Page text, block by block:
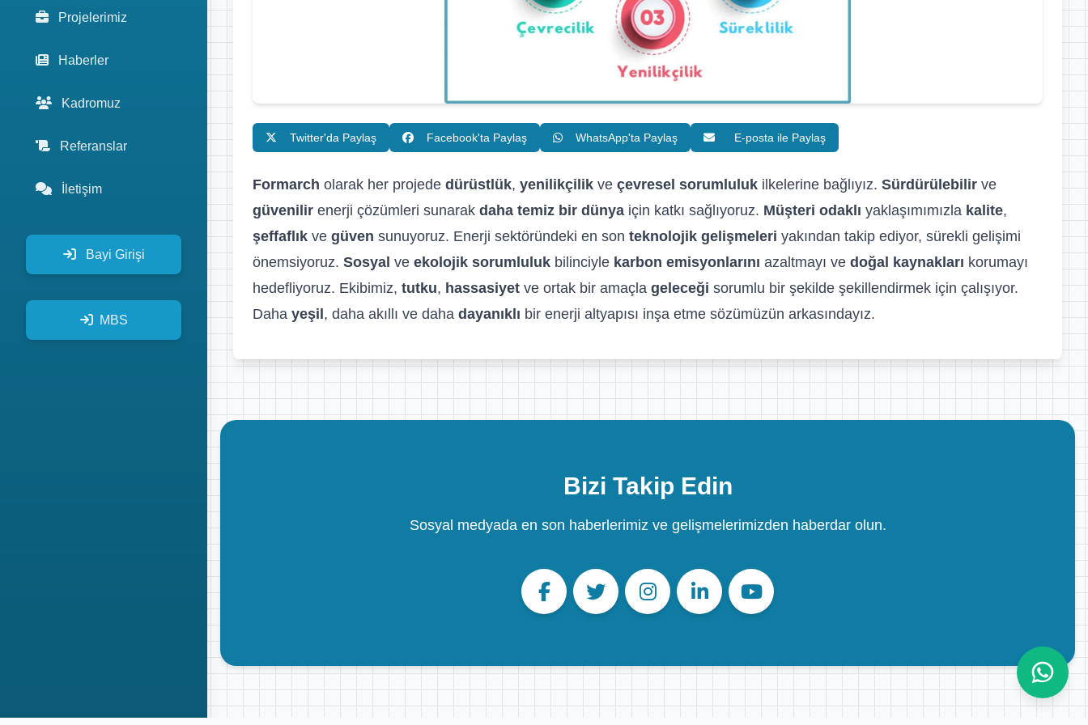
Projelerimiz
Haberler
Kadromuz
Referanslar
İletişim
Bayi Girişi
MBS
Twitter'da Paylaş Facebook'ta Paylaş WhatsApp'ta Paylaş E-posta ile Paylaş
Formarch olarak her projede dürüstlük, yenilikçilik ve çevresel sorumluluk ilkelerine bağlıyız. Sürdürülebilir ve
güvenilir enerji çözümleri sunarak daha temiz bir dünya için katkı sağlıyoruz. Müşteri odaklı yaklaşımımızla kalite,
şeffaflık ve güven sunuyoruz. Enerji sektöründeki en son teknolojik gelişmeleri yakından takip ediyor, sürekli gelişimi
önemsiyoruz. Sosyal ve ekolojik sorumluluk bilinciyle karbon emisyonlarını azaltmayı ve doğal kaynakları korumayı
hedefliyoruz. Ekibimiz, tutku, hassasiyet ve ortak bir amaçla geleceği sorumlu bir şekilde şekillendirmek için çalışıyor.
Daha yeşil , daha akıllı ve daha dayanıklı bir enerji altyapısı inşa etme sözümüzün arkasındayız.
Bizi Takip Edin
Sosyal medyada en son haberlerimiz ve gelişmelerimizden haberdar olun.